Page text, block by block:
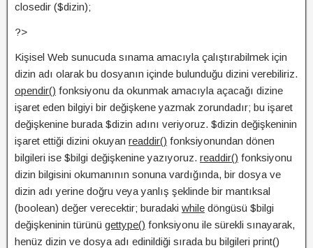
closedir ($dizin);
?>
Kişisel Web sunucuda sınama amacıyla çalıştırabilmek için
dizin adı olarak bu dosyanın içinde bulunduğu dizini verebiliriz.
opendir() fonksiyonu da okunmak amacıyla açacağı dizine
işaret eden bilgiyi bir değişkene yazmak zorundadır; bu işaret
değişkenine burada $dizin adını veriyoruz. $dizin değişkeninin
işaret ettiği dizini okuyan readdir() fonksiyonundan dönen
bilgileri ise $bilgi değişkenine yazıyoruz. readdir() fonksiyonu
dizin bilgisini okumanının sonuna vardığında, bir dosya ve
dizin adı yerine doğru veya yanlış şeklinde bir mantıksal
(boolean) değer verecektir; buradaki while döngüsü $bilgi
değişkeninin türünü gettype() fonksiyonu ile sürekli sınayarak,
henüz dizin ve dosya adı edinildiği sırada bu bilgileri print()